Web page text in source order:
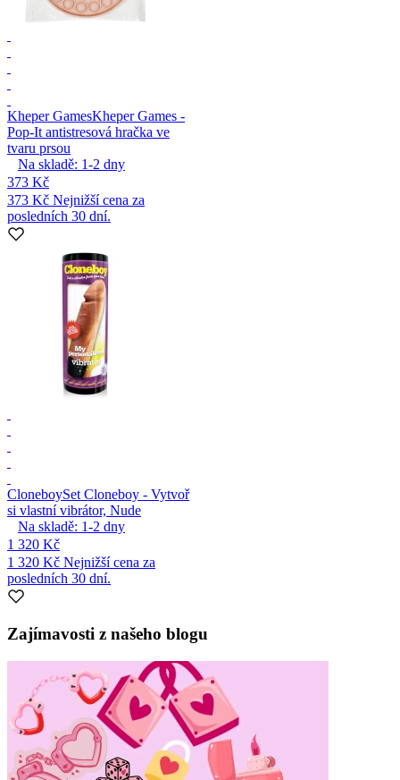
Kheper GamesKheper Games -
Pop-It antistresová hračka ve
tvaru prsou
Na skladě: 1-2 dny
373 Kč
373 Kč Nejnižší cena za
posledních 30 dní.
CloneboySet Cloneboy - Vytvoř
si vlastní vibrátor, Nude
Na skladě: 1-2 dny
1 320 Kč
1 320 Kč Nejnižší cena za
posledních 30 dní.
Zajímavosti z našeho blogu